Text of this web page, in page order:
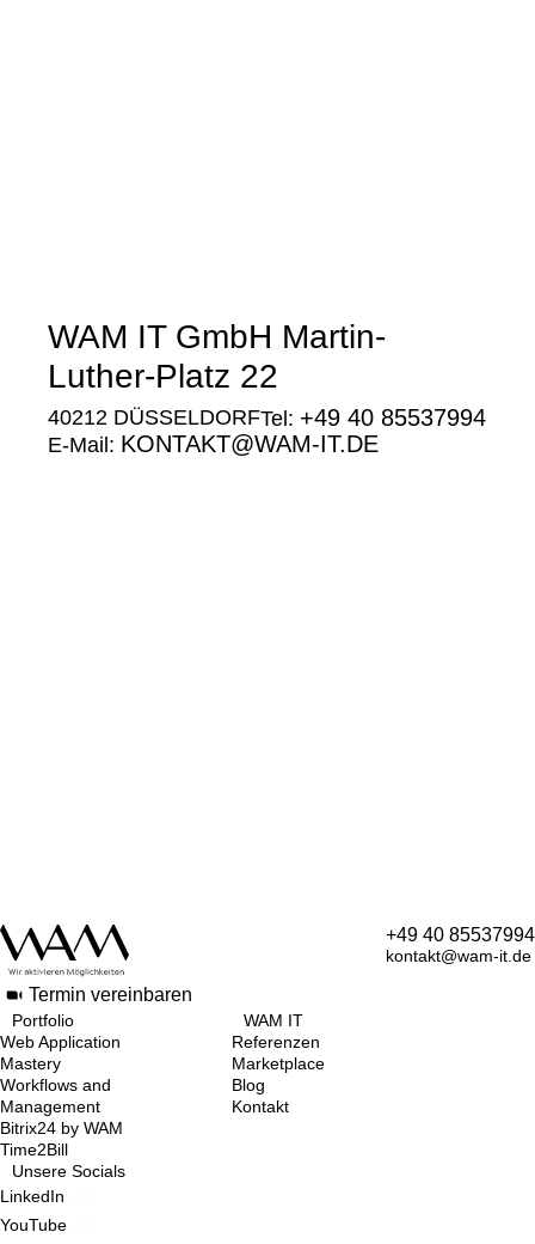
WAM IT GmbH Martin-
Luther-Platz 22
40212 DÜSSELDORFTel: +49 40 85537994
E-Mail: KONTAKT@WAM-IT.DE
+49 40 85537994
kontakt@wam-it.de
Termin vereinbaren
Portfolio
Web Application
Mastery
Workflows and
Management
Bitrix24 by WAM
Time2Bill
WAM IT
Referenzen
Marketplace
Blog
Kontakt
Unsere Socials
LinkedIn
YouTube